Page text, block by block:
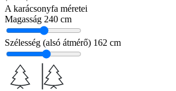
A karácsonyfa méretei
Magasság 240 cm
Szélesség (alsó átmérő) 162 cm